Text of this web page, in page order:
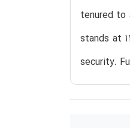
tenured to
stands at
security.